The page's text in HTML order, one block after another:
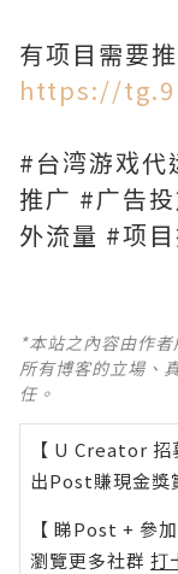
有项目需要
https://
#台湾游戏代
推广 #广告
外流量 #项
*本站之內容由作
所有博客的立場、
任。
【 U Creator 招
出Post賺現金獎
【 睇Post + 參
瀏覽更多社群 打